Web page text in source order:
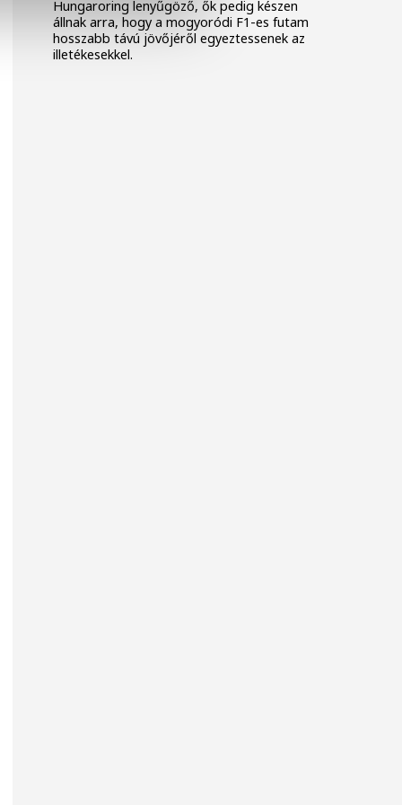
Hungaroring lenyűgöző, ők pedig készen
állnak arra, hogy a mogyoródi F1-es futam
hosszabb távú jövőjéről egyeztessenek az
illetékesekkel.